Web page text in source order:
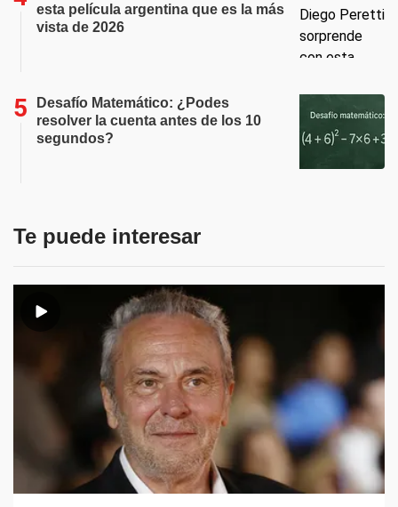
esta película argentina que es la más
vista de 2026
Desafío Matemático: ¿Podes
resolver la cuenta antes de los 10
segundos?
Te puede interesar